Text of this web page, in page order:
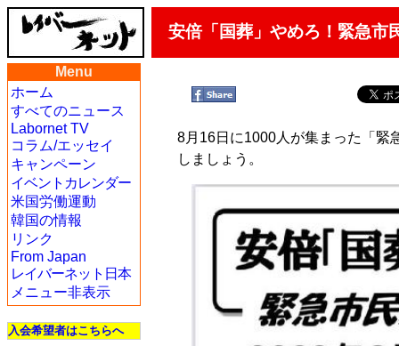
安倍「国葬」やめろ！緊急市
Menu
ホーム
すべてのニュース
Labornet TV
コラム/エッセイ
キャンペーン
イベントカレンダー
米国労働運動
韓国の情報
リンク
From Japan
レイバーネット日本
メニュー非表示
入会希望者はこちらへ
8月16日に1000人が集まった「緊
しましょう。